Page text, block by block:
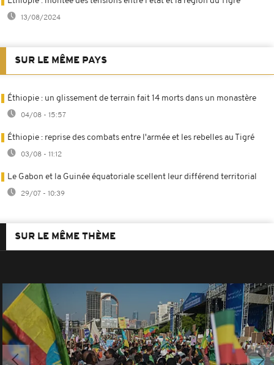
13/08/2024
SUR LE MÊME PAYS
Éthiopie : un glissement de terrain fait 14 morts dans un monastère
04/08 - 15:57
Éthiopie : reprise des combats entre l'armée et les rebelles au Tigré
03/08 - 11:12
Le Gabon et la Guinée équatoriale scellent leur différend territorial
29/07 - 10:39
SUR LE MÊME THÈME